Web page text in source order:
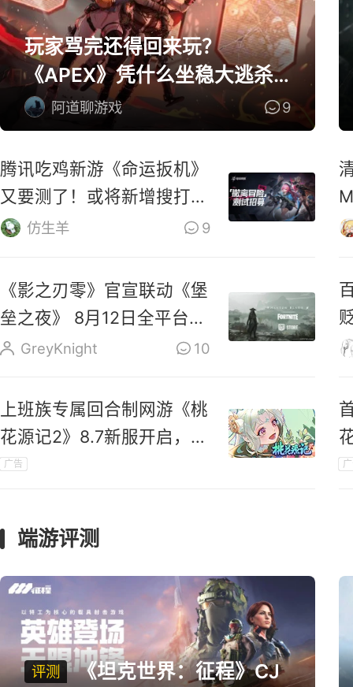
玩家骂完还得回来玩？
《APEX》凭什么坐稳大逃杀
第一桌？
阿道聊游戏 9
腾讯吃鸡新游《命运扳机》
又要测了！或将新增搜打撤
玩法！
仿生羊 9
《影之刃零》官宣联动《堡
垒之夜》 8月12日全平台预
售 GreyKnight 10
上班族专属回合制网游《桃
花源记2》8.7新服开启，送
珍兽送翅膀
广告
端游评测
评测
《坦克世界：征程》CJ